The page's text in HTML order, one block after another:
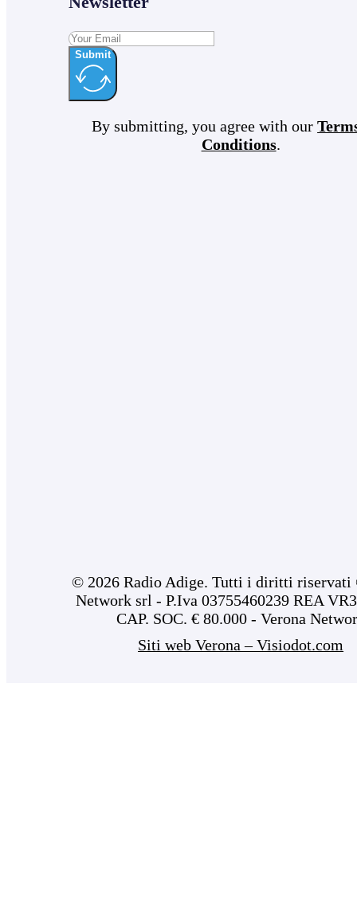
Submit
By submitting, you agree with our
Conditions.
© 2026 Radio Adige. Tutti i diritti riservati
Network srl - P.Iva 03755460239 REA
CAP. SOC. € 80.000 - Verona
Siti web Verona – Visiodot.com